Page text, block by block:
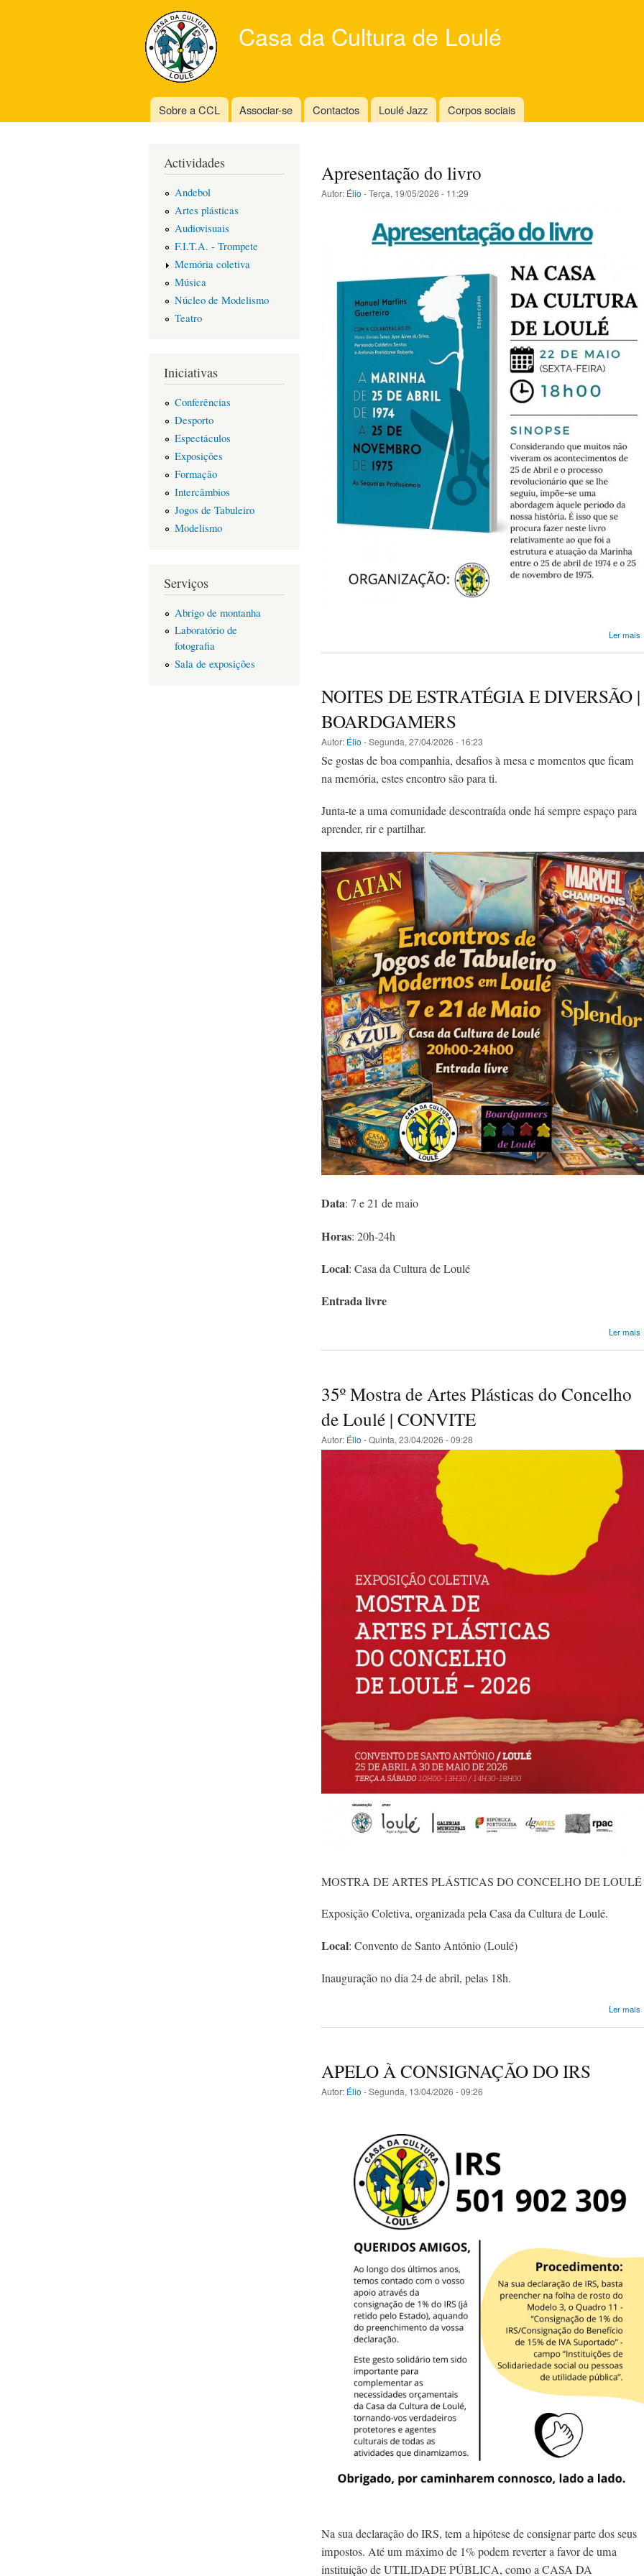
content
Casa da Cultura de Loulé
Main menu
Sobre a CCL Associar-se Contactos Loulé Jazz Corpos sociais
Actividades
Andebol
Artes plásticas
Audiovisuais
F.I.T.A. - Trompete
Memória coletiva
Música
Núcleo de Modelismo
Teatro
Iniciativas
Conferências
Desporto
Espectáculos
Exposições
Formação
Intercâmbios
Jogos de Tabuleiro
Modelismo
Serviços
Abrigo de montanha
Laboratório de
fotografia
Sala de exposições
Apresentação do livro
Autor: Élio - Terça, 19/05/2026 - 11:29
Ler mais
NOITES DE ESTRATÉGIA E DIVERSÃO |
BOARDGAMERS
Autor: Élio - Segunda, 27/04/2026 - 16:23
Se gostas de boa companhia, desafios à mesa e momentos que ficam
na memória, estes encontro são para ti.
Junta-te a uma comunidade descontraída onde há sempre espaço para
aprender, rir e partilhar.
Data: 7 e 21 de maio
Horas: 20h-24h
Local: Casa da Cultura de Loulé
Entrada livre
Ler mais
35º Mostra de Artes Plásticas do Concelho
de Loulé | CONVITE
Autor: Élio - Quinta, 23/04/2026 - 09:28
MOSTRA DE ARTES PLÁSTICAS DO CONCELHO DE LOULÉ
Exposição Coletiva, organizada pela Casa da Cultura de Loulé.
Local: Convento de Santo António (Loulé)
Inauguração no dia 24 de abril, pelas 18h.
Ler mais
APELO À CONSIGNAÇÃO DO IRS
Autor: Élio - Segunda, 13/04/2026 - 09:26
Na sua declaração do IRS, tem a hipótese de consignar parte dos seus
impostos. Até um máximo de 1% podem reverter a favor de uma
instituição de UTILIDADE PÚBLICA, como a CASA DA